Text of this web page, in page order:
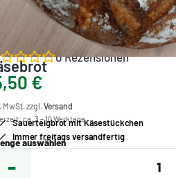
0Rezensionen
€
MwSt. zzgl.Versand
ca. 3 – 10 Werktage
Sauerteigbrot mit Käsestückchen
Immer freitags versandfertig
auswählen
− 1